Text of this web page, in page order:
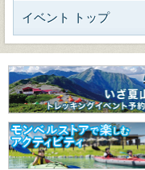
イベント トップ